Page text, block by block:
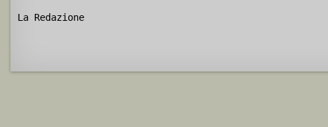
La Redazione